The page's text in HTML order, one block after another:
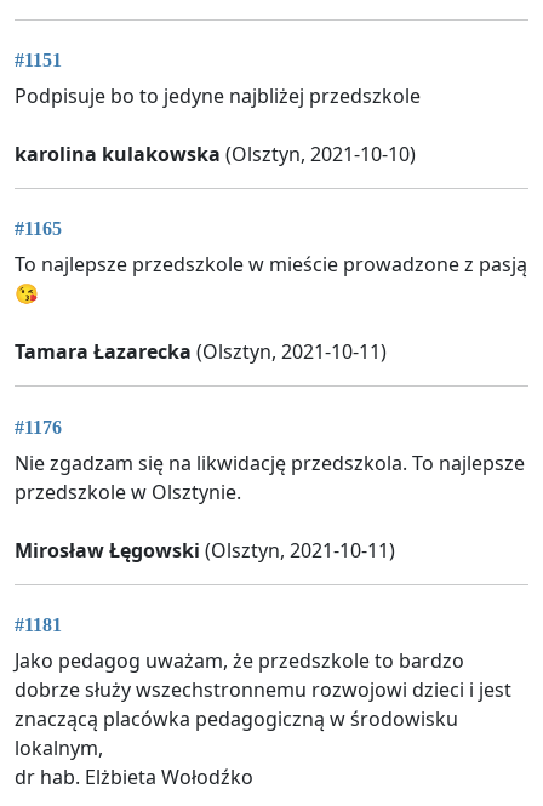
#1151
Podpisuje bo to jedyne najbliżej przedszkole
karolina kulakowska (Olsztyn, 2021-10-10)
#1165
To najlepsze przedszkole w mieście prowadzone z pasją
😘
Tamara Łazarecka (Olsztyn, 2021-10-11)
#1176
Nie zgadzam się na likwidację przedszkola. To najlepsze
przedszkole w Olsztynie.
Mirosław Łęgowski (Olsztyn, 2021-10-11)
#1181
Jako pedagog uważam, że przedszkole to bardzo
dobrze służy wszechstronnemu rozwojowi dzieci i jest
znaczącą placówka pedagogiczną w środowisku
lokalnym,
dr hab. Elżbieta Wołodźko